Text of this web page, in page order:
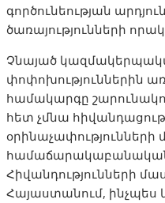
գործունեության
ծառայությունների
Չնայած
փոփոխություններին
համակարգը
հետ չմնա
օրինաչափությունների
համաճարակաբանական
Հիվանդությունների
Հայաստանում, ինչպես